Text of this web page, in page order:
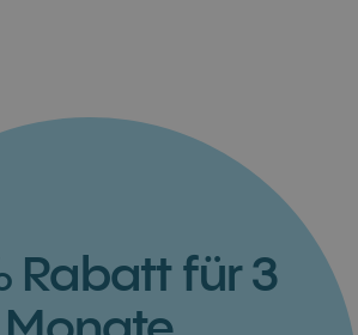
Rabatt für 3